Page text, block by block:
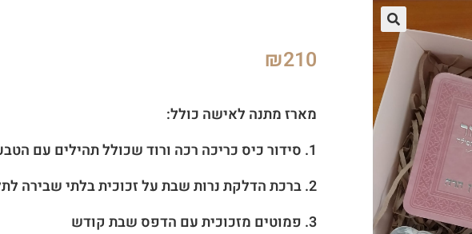
₪210
מארז מתנה לאישה כולל:
1. סידור כיס כריכה רכה ורוד שכולל תהילים עם הטבעת שם
2. ברכת הדלקת נרות שבת על זכוכית בלתי שבירה לתלייה בקיר
3. פמוטים מזכוכית עם הדפס שבת קודש